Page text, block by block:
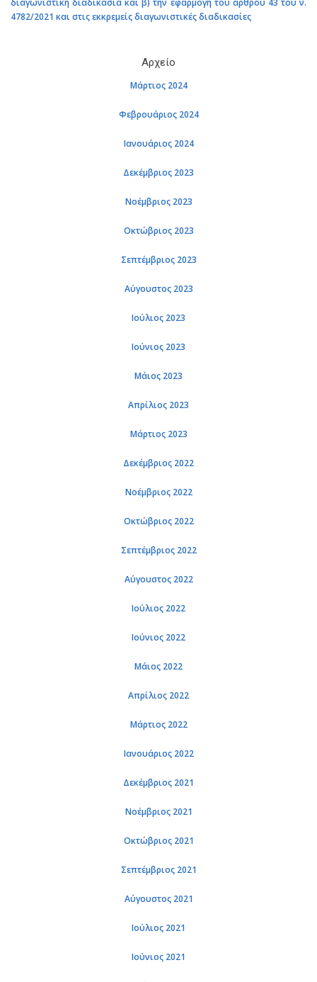
διαγωνιστική διαδικασία και β) την εφαρμογή του άρθρου 43 του ν.
4782/2021 και στις εκκρεμείς διαγωνιστικές διαδικασίες
Αρχείο
Μάρτιος 2024
Φεβρουάριος 2024
Ιανουάριος 2024
Δεκέμβριος 2023
Νοέμβριος 2023
Οκτώβριος 2023
Σεπτέμβριος 2023
Αύγουστος 2023
Ιούλιος 2023
Ιούνιος 2023
Μάιος 2023
Απρίλιος 2023
Μάρτιος 2023
Δεκέμβριος 2022
Νοέμβριος 2022
Οκτώβριος 2022
Σεπτέμβριος 2022
Αύγουστος 2022
Ιούλιος 2022
Ιούνιος 2022
Μάιος 2022
Απρίλιος 2022
Μάρτιος 2022
Ιανουάριος 2022
Δεκέμβριος 2021
Νοέμβριος 2021
Οκτώβριος 2021
Σεπτέμβριος 2021
Αύγουστος 2021
Ιούλιος 2021
Ιούνιος 2021